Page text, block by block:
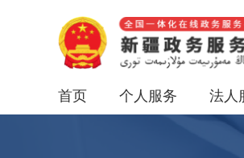
首页 个人服务 法人